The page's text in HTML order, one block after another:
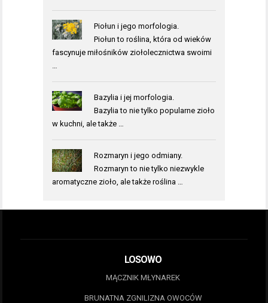
Piołun i jego morfologia.
Piołun to roślina, która od wieków
fascynuje miłośników ziołolecznictwa swoimi
…
Bazylia i jej morfologia.
Bazylia to nie tylko popularne zioło
w kuchni, ale także …
Rozmaryn i jego odmiany.
Rozmaryn to nie tylko niezwykle
aromatyczne zioło, ale także roślina …
LOSOWO
MĄCZNIK MŁYNAREK
BRUNATNA ZGNILIZNA OWOCÓW